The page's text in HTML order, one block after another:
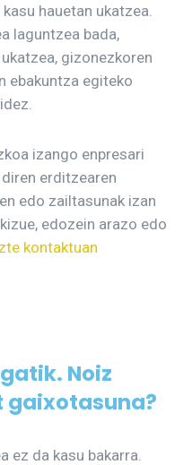
hauetan ukatzea.
laguntzea bada,
gizonezkoren
ebakuntza egiteko
izango enpresari
erditzearen
edo zailtasunak izan
edozein arazo edo
kontaktuan
Noiz
gaixotasuna?
ez da kasu bakarra.